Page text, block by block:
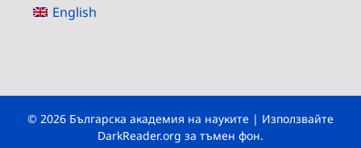
English
© 2026 Българска академия на науките | Използвайте
DarkReader.org за тъмен фон.